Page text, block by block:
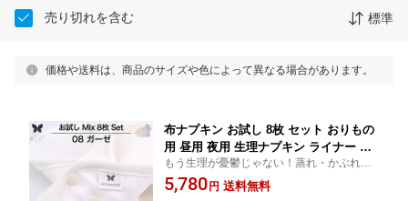
売り切れを含む 標準
価格や送料は、商品のサイズや色によって異なる場合があります。
布ナプキン お試し 8枚 セット おりもの
用 昼用 夜用 生理ナプキン ライナー 布
ライナー ふつうの日 多い日 軽い日 薄
型 厚手 生理 エコ 再利用 生理痛対策 蒸
もう生理が憂鬱じゃない！蒸れ・かぶれを
防ぐ布ナプキンで快適な毎日を。初めてで
も安心 肌にも環境にも優しい 適な生理習慣
5,780 円 送料無料